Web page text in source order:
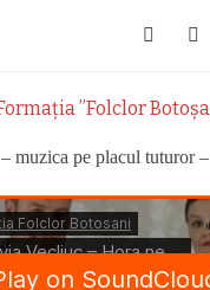
– muzica pe placul tuturor –